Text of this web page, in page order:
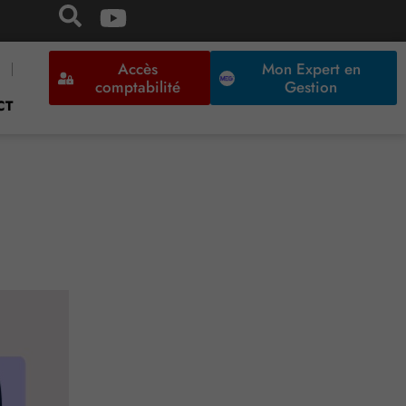
Accès
comptabilité
Mon Expert en
Gestion